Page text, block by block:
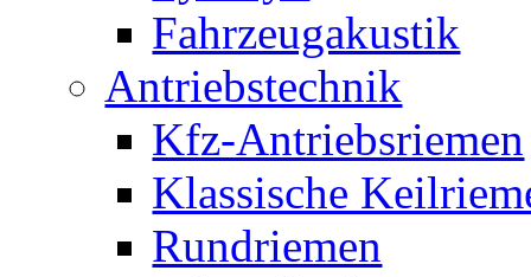
Fahrzeugakustik
Antriebstechnik
Kfz-Antriebsriemen
Klassische
Rundriemen